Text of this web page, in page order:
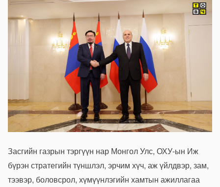
Засгийн газрын тэргүүн нар Монгол Улс, ОХУ-ын Иж
бүрэн стратегийн түншлэл, эрчим хүч, аж үйлдвэр, зам,
тээвэр, боловсрол, хүмүүнлэгийн хамтын ажиллагаа